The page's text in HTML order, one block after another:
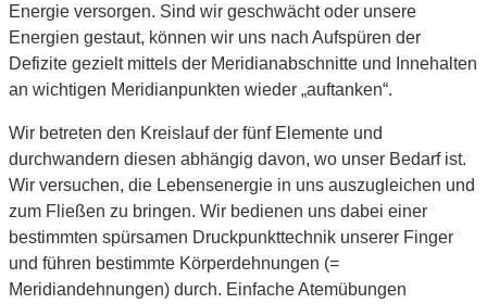
Energie versorgen. Sind wir geschwächt oder unsere
Energien gestaut, können wir uns nach Aufspüren der
Defizite gezielt mittels der Meridianabschnitte und Innehalten
an wichtigen Meridianpunkten wieder „auftanken“.
Wir betreten den Kreislauf der fünf Elemente und
durchwandern diesen abhängig davon, wo unser Bedarf ist.
Wir versuchen, die Lebensenergie in uns auszugleichen und
zum Fließen zu bringen. Wir bedienen uns dabei einer
bestimmten spürsamen Druckpunkttechnik unserer Finger
und führen bestimmte Körperdehnungen (=
Meridiandehnungen) durch. Einfache Atemübungen